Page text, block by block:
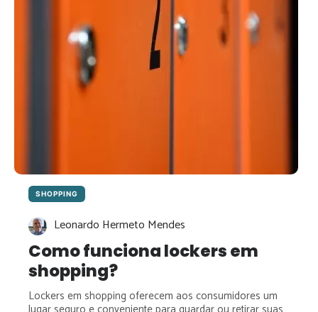
SHOPPING
Leonardo Hermeto Mendes
Como funciona lockers em
shopping?
Lockers em shopping oferecem aos consumidores um